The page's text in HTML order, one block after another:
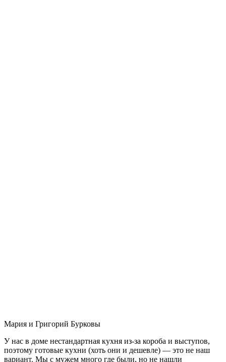
Мария и Григорий Бурковы
У нас в доме нестандартная кухня из-за короба и выступов,
поэтому готовые кухни (хоть они и дешевле) — это не наш
вариант. Мы с мужем много где были, но не нашли